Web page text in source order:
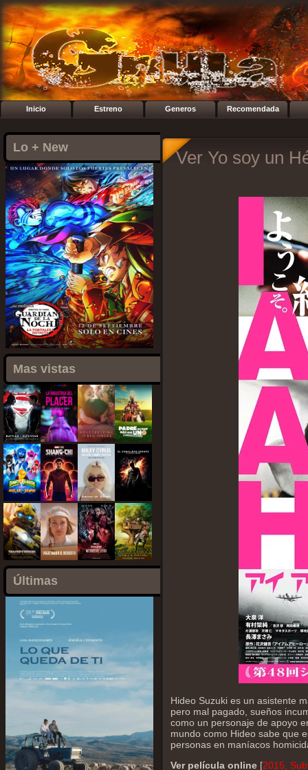
Inicio Estreno Generos Recomendada
Lo + New
Mas vistas
Últimas
Ver Yo soy un
Hideo Suzuki es un asistente
pero mal pagado, sueños
como un personaje de apoyo
mundo como Hideo sabe que
personas en maníacos
Ver película online [2015,